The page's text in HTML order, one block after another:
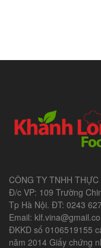
CÔNG TY TNHH
Đ/c VP: 109 Trường
Tp Hà Nội. ĐT: 0243
Email:
ĐKKD số 0106519155
năm 2014 Giấy chứng